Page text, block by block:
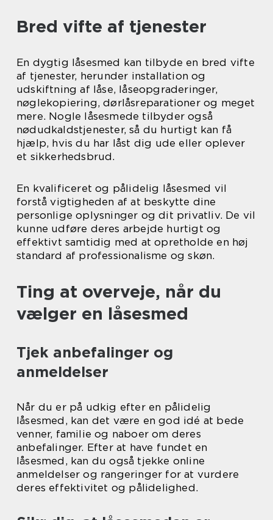
Bred vifte af tjenester
En dygtig låsesmed kan tilbyde en bred vifte
af tjenester, herunder installation og
udskiftning af låse, låseopgraderinger,
nøglekopiering, dørlåsreparationer og meget
mere. Nogle låsesmede tilbyder også
nødudkaldstjenester, så du hurtigt kan få
hjælp, hvis du har låst dig ude eller oplever
et sikkerhedsbrud.
En kvalificeret og pålidelig låsesmed vil
forstå vigtigheden af at beskytte dine
personlige oplysninger og dit privatliv. De vil
kunne udføre deres arbejde hurtigt og
effektivt samtidig med at opretholde en høj
standard af professionalisme og skøn.
Ting at overveje, når du
vælger en låsesmed
Tjek anbefalinger og
anmeldelser
Når du er på udkig efter en pålidelig
låsesmed, kan det være en god idé at bede
venner, familie og naboer om deres
anbefalinger. Efter at have fundet en
låsesmed, kan du også tjekke online
anmeldelser og rangeringer for at vurdere
deres effektivitet og pålidelighed.